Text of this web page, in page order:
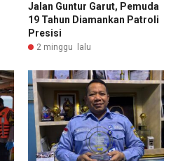
Jalan Guntur Garut, Pemuda
19 Tahun Diamankan Patroli
Presisi
2 minggu lalu